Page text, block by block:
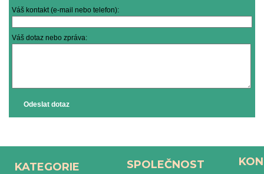
Váš kontakt (e-mail nebo telefon):
Váš dotaz nebo zpráva:
Odeslat dotaz
KATEGORIE SPOLEČNOST